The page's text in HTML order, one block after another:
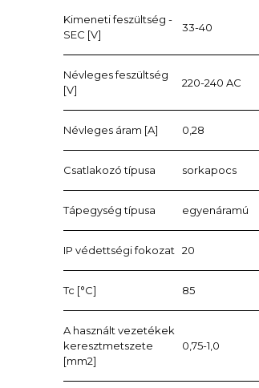
Kimeneti feszültség -
SEC [V]
33-40
Névleges feszültség
[V]
220-240 AC
Névleges áram [A] 0,28
Csatlakozó típusa sorkapocs
Tápegység típusa egyenáramú
IP védettségi fokozat 20
Tc [°C] 85
A használt vezetékek
keresztmetszete
[mm2]
0,75-1,0